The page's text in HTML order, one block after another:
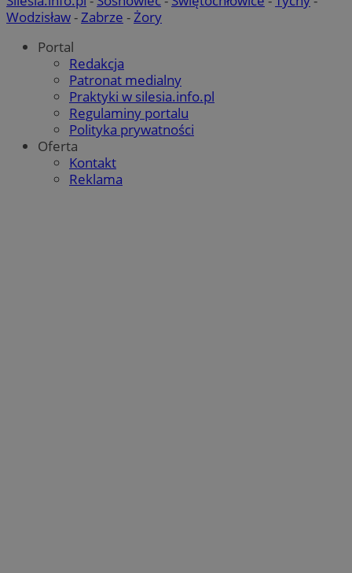
Wodzisław-Zabrze -Żory
Portal
Redakcja
Patronat medialny
Praktyki w silesia.info.pl
Regulaminy portalu
Polityka prywatności
Oferta
Kontakt
Reklama